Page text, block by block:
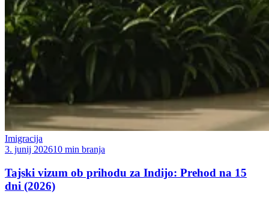
Imigracija
3. junij 202610 min branja
Tajski vizum ob prihodu za Indijo: Prehod na 15
dni (2026)